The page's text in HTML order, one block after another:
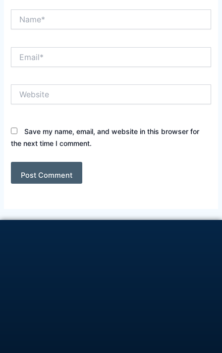
Save my name, email, and website in this browser for
the next time I comment.